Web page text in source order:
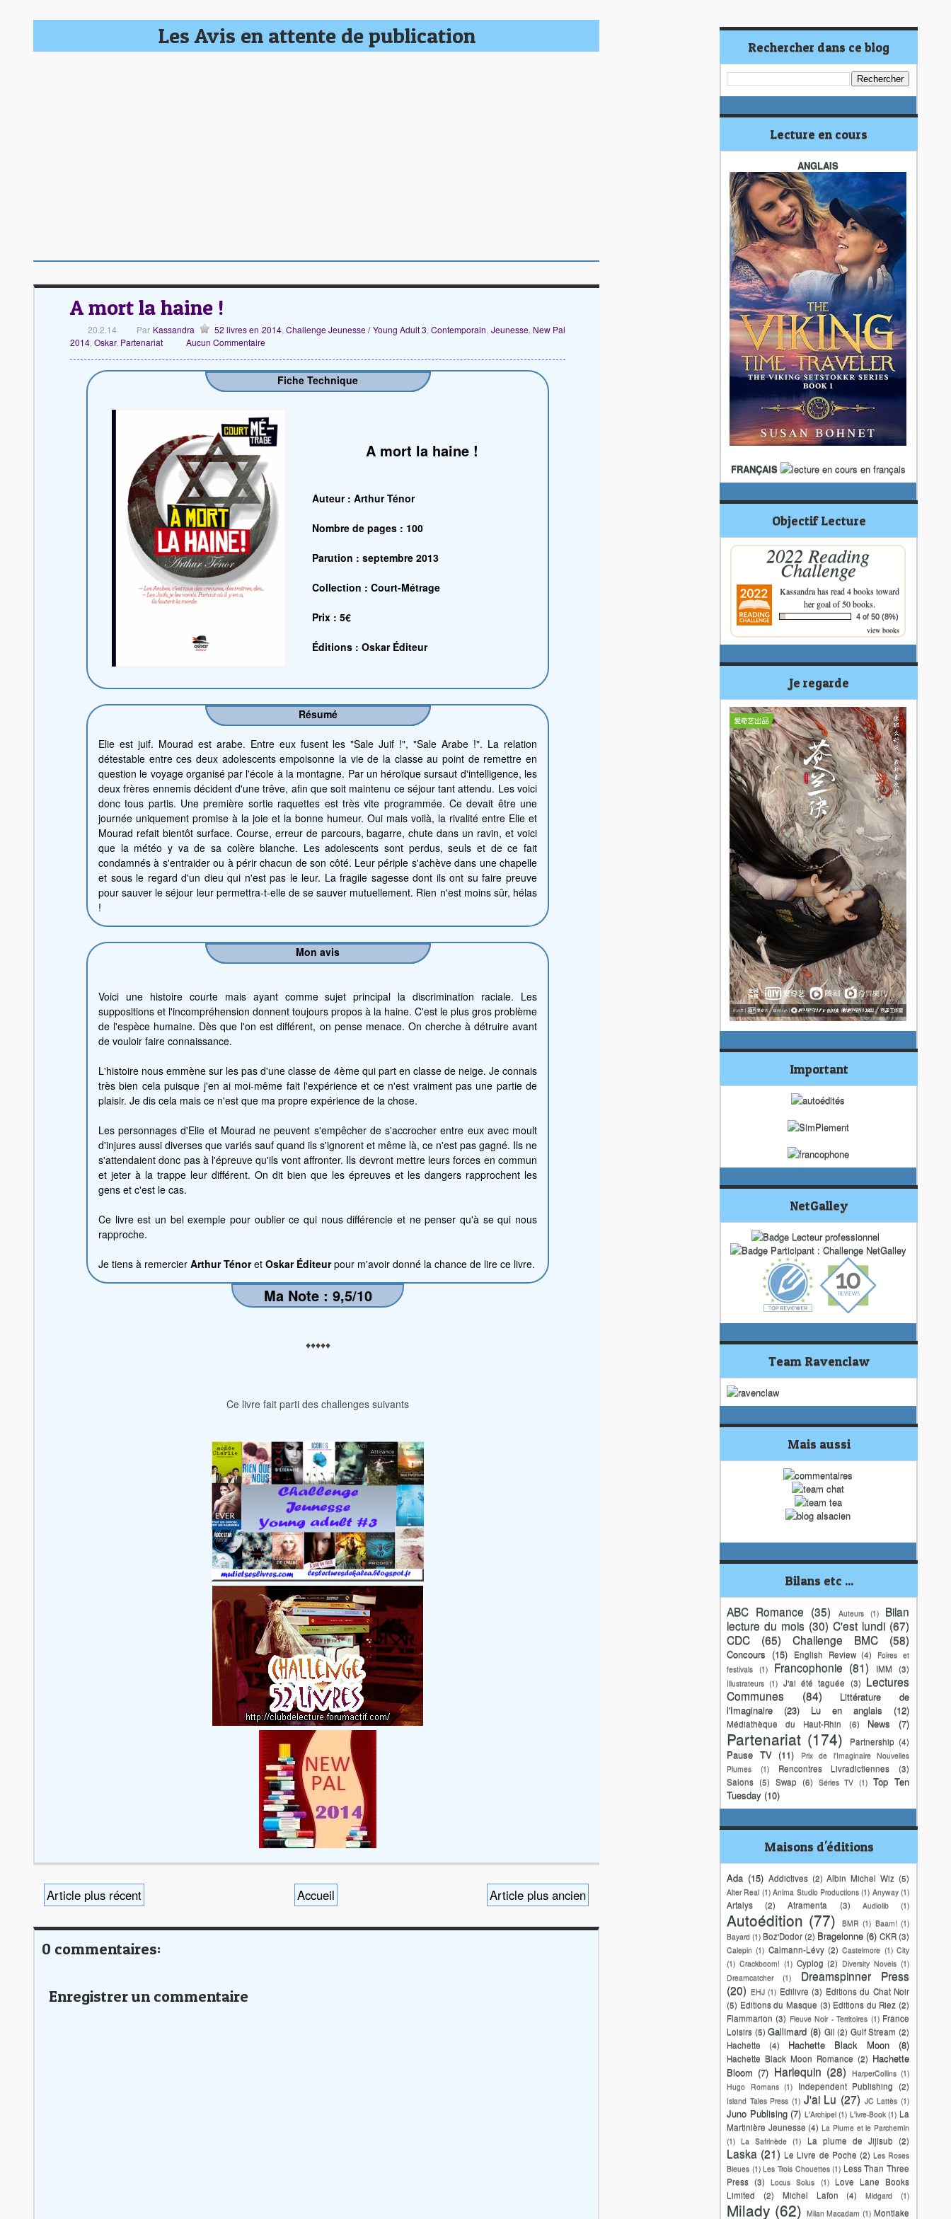
Les Avis en attente de publication
A mort la haine !
20.2.14 Par Kassandra 52 livres en 2014, Challenge Jeunesse / Young Adult 3 ,Contemporain Jeunesse, New Pal
2014 Oskar, Partenariat Aucun Commentaire
Fiche Technique
A mort la haine !
Auteur : Arthur Ténor
Nombre de pages : 100
Parution : septembre 2013
Collection : Court-Métrage
Prix : 5€
Éditions : Oskar Éditeur
Résumé
Elie est juif. Mourad est arabe. Entre eux fusent les "Sale Juif !", "Sale Arabe !". La relation
détestable entre ces deux adolescents empoisonne la vie de la classe au point de remettre en
question le voyage organisé par l'école à la montagne. Par un héroïque sursaut d'intelligence, les
deux frères ennemis décident d'une trêve, afin que soit maintenu ce séjour tant attendu. Les voici
donc tous partis. Une première sortie raquettes est très vite programmée. Ce devait être une
journée uniquement promise à la joie et la bonne humeur. Oui mais voilà, la rivalité entre Elie et
Mourad refait bientôt surface. Course, erreur de parcours, bagarre, chute dans un ravin, et voici
que la météo y va de sa colère blanche. Les adolescents sont perdus, seuls et de ce fait
condamnés à s'entraider ou à périr chacun de son côté. Leur périple s'achève dans une chapelle
et sous le regard d'un dieu qui n'est pas le leur. La fragile sagesse dont ils ont su faire preuve
pour sauver le séjour leur permettra-t-elle de se sauver mutuellement. Rien n'est moins sûr, hélas
!
Mon avis
Voici une histoire courte mais ayant comme sujet principal la discrimination raciale. Les
suppositions et l'incompréhension donnent toujours propos à la haine. C'est le plus gros problème
de l'espèce humaine. Dès que l'on est différent, on pense menace. On cherche à détruire avant
de vouloir faire connaissance.
L'histoire nous emmène sur les pas d'une classe de 4ème qui part en classe de neige. Je connais
très bien cela puisque j'en ai moi-même fait l'expérience et ce n'est vraiment pas une partie de
plaisir. Je dis cela mais ce n'est que ma propre expérience de la chose.
Les personnages d'Elie et Mourad ne peuvent s'empêcher de s'accrocher entre eux avec moult
d'injures aussi diverses que variés sauf quand ils s'ignorent et même là, ce n'est pas gagné. Ils ne
s'attendaient donc pas à l'épreuve qu'ils vont affronter. Ils devront mettre leurs forces en commun
et jeter à la trappe leur différent. On dit bien que les épreuves et les dangers rapprochent les
gens et c'est le cas.
Ce livre est un bel exemple pour oublier ce qui nous différencie et ne penser qu'à se qui nous
rapproche.
Je tiens à remercier Arthur Ténoret Oskar Éditeurpour m'avoir donné la chance de lire ce livre.
Ma Note : 9,5/10
♦♦♦♦♦
Ce livre fait parti des challenges suivants
Article plus récent Article plus ancien
Accueil
0 commentaires:
Enregistrer un commentaire
Rechercher dans ce blog
Lecture en cours
ANGLAIS
FRANÇAIS
Objectif Lecture
2022 Reading
Challenge
Kassandrahas read 4 books toward
her goal of 50 books.
4 of 50 (8%)
view books
Je regarde
Important
NetGalley
Team Ravenclaw
Mais aussi
Bilans etc ...
ABC Romance (35) Auteurs (1)
Bilan
lecture du mois (30) C'est lundi (67)
CDC
(65) Challenge BMC (58)
Concours (15) English Review (4)
Foires et
festivals (1) Francophonie (81) IMM (3)
Illustrateurs (1) J'ai été taguée (3) Lectures
Communes
(84)
Littérature de
l'Imaginaire
(23) Lu en anglais (12)
Médiathèque du Haut-Rhin (6) News (7)
Partenariat (174) Partnership (4)
Pause TV (11)
Prix de l'Imaginaire Nouvelles
Plumes
(1) Rencontres Livradictiennes
(3)
Salons (5) Swap (6) Séries TV (1) Top Ten
Tuesday (10)
Maisons d'éditions
Ada (15) Addictives (2) Albin Michel Wiz (5)
Alter Real (1) Anima Studio Productions (1) Anyway (1)
Artalys (2) Atramenta (3) Audiolib (1)
Autoédition (77) BMR (1) Baam! (1)
Bayard (1) Boz'Dodor(2) Bragelonne (6) CKR(3)
Calepin (1) Calmann-Lévy (2) Castelmore (1) City
(1) Crackboom! (1) Cyplog (2) Diversity Novels (1)
Dreamcatcher
(1)
Dreamspinner Press
(20) EHJ (1) Edilivre (3) Editions du Chat Noir
(5) Editions du Masque (3) Editions du Riez (2)
Flammarion (3) Fleuve Noir - Territoires (1) France
Loisirs (5) Gallimard (8) Gil (2) Gulf Stream (2)
Hachette
(4) Hachette Black Moon (8)
Hachette Black Moon Romance (2) Hachette
Bloom (7) Harlequin (28) HarperCollins (1)
Hugo Romans (1) Independent Publishing (2)
Island Tales Press (1) J'ai Lu (27) JC Lattès (1)
Juno Publising (7) L'Archipel (1) L'ivre-Book (1) La
Martinière Jeunesse (4) La Plume et le Parchemin
(1) La Safrinède (1) La plume de Jijisub (2)
Laska (21) Le Livre de Poche (2) Les Roses
Bleues (1) Les Trois Chouettes (1) Less Than Three
Press (3) Locus Solus (1)
Love Lane Books
Limited
(2) Michel Lafon (4) Midgard (1)
Milady (62) Milan Macadam (1) Montlake